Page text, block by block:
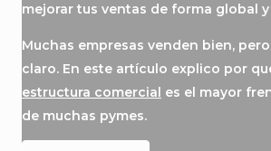
mejorar tus ventas de forma global
Muchas empresas venden bien,
claro. En este artículo explico por
estructura comercial es el mayor
de muchas pymes.